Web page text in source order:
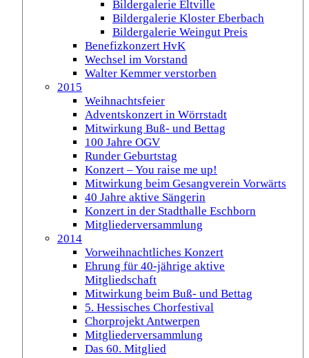
Bildergalerie Eltville
Bildergalerie Kloster Eberbach
Bildergalerie Weingut Preis
Benefizkonzert HvK
Wechsel im Vorstand
Walter Kemmer verstorben
2015
Weihnachtsfeier
Adventskonzert in Wörrstadt
Mitwirkung Buß- und Bettag
100 Jahre OGV
Runder Geburtstag
Konzert – You raise me up!
Mitwirkung beim Gesangverein Vorwärts
40 Jahre aktive Sängerin
Konzert in der Stadthalle Eschborn
Mitgliederversammlung
2014
Vorweihnachtliches Konzert
Ehrung für 40-jährige aktive
Mitgliedschaft
Mitwirkung beim Buß- und Bettag
5. Hessisches Chorfestival
Chorprojekt Antwerpen
Mitgliederversammlung
Das 60. Mitglied